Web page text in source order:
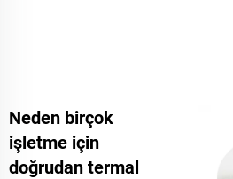
Neden birçok
işletme için
doğrudan termal